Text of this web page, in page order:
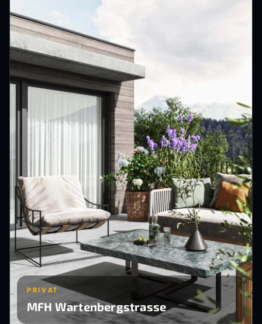
PRIVAT
MFH Wartenbergstrasse